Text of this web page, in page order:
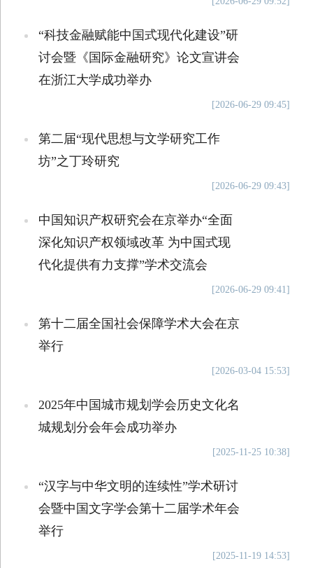
“科技金融赋能中国式现代化建设”研
讨会暨《国际金融研究》论文宣讲会
在浙江大学成功举办
[2026-06-29 09:45]
第二届“现代思想与文学研究工作
坊”之丁玲研究
[2026-06-29 09:43]
中国知识产权研究会在京举办“全面
深化知识产权领域改革 为中国式现
代化提供有力支撑”学术交流会
[2026-06-29 09:41]
第十二届全国社会保障学术大会在京
举行
[2026-03-04 15:53]
2025年中国城市规划学会历史文化名
城规划分会年会成功举办
[2025-11-25 10:38]
“汉字与中华文明的连续性”学术研讨
会暨中国文字学会第十二届学术年会
举行
[2025-11-19 14:53]